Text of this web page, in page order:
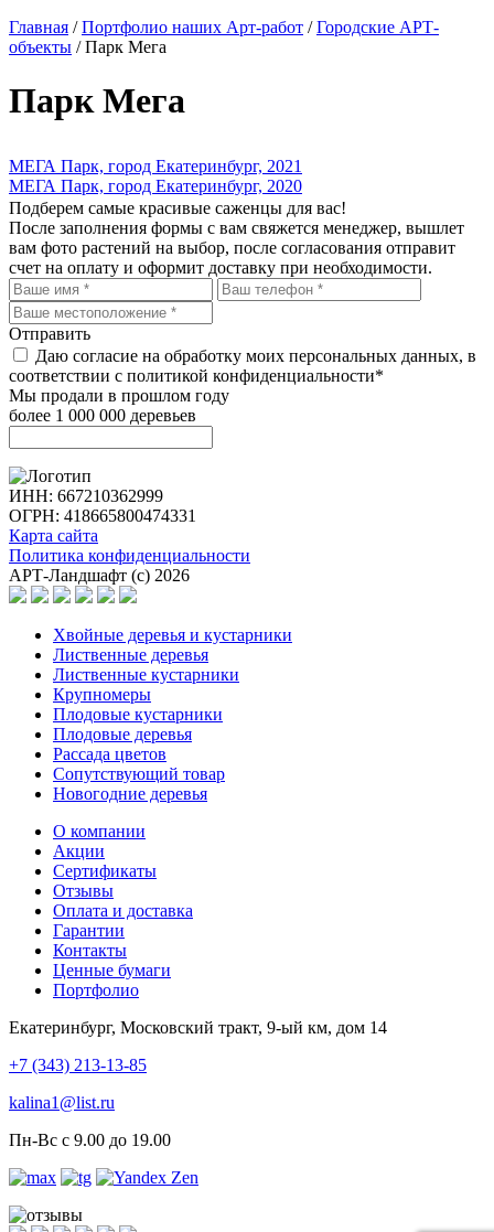
Главная /Портфолио наших Арт-работ /Городские АРТ-
объекты / Парк Мега
Парк Мега
МЕГА Парк, город Екатеринбург, 2021
МЕГА Парк, город Екатеринбург, 2020
Подберем самые красивые саженцы для вас!
После заполнения формы с вам свяжется менеджер, вышлет
вам фото растений на выбор, после согласования отправит
счет на оплату и оформит доставку при необходимости.
Отправить
Даю согласие на обработку моих персональных данных, в
соответствии с политикой конфиденциальности*
Мы продали в прошлом году
более 1 000 000 деревьев
ИНН: 667210362999
ОГРН: 418665800474331
Карта сайта
Политика конфиденциальности
АРТ-Ландшафт (с) 2026
Хвойные деревья и кустарники
Лиственные деревья
Лиственные кустарники
Крупномеры
Плодовые кустарники
Плодовые деревья
Рассада цветов
Сопутствующий товар
Новогодние деревья
О компании
Акции
Сертификаты
Отзывы
Оплата и доставка
Гарантии
Контакты
Ценные бумаги
Портфолио
Екатеринбург, Московский тракт, 9-ый км, дом 14
+7 (343) 213-13-85
kalina1@list.ru
Пн-Вс с 9.00 до 19.00